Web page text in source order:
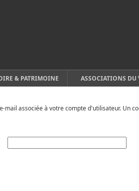
& PATRIMOINE ASSOCIATIONS DU
mail associée à votre compte d'utilisateur. Un